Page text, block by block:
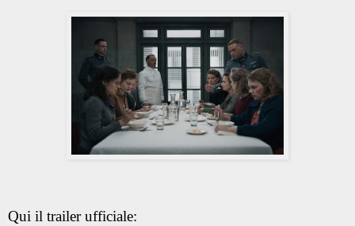
Qui il trailer ufficiale: